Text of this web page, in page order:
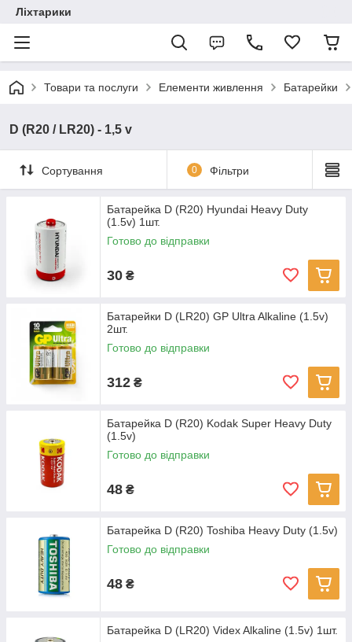
Ліхтарики
Товари та послуги Елементи живлення Батарейки
D (R20 / LR20) - 1,5 v
Сортування 0 Фільтри
Батарейка D (R20) Hyundai Heavy Duty
(1.5v) 1шт.
Готово до відправки
30 ₴
Батарейки D (LR20) GP Ultra Alkaline (1.5v)
2шт.
Готово до відправки
312 ₴
Батарейка D (R20) Kodak Super Heavy Duty
(1.5v)
Готово до відправки
48 ₴
Батарейка D (R20) Toshiba Heavy Duty (1.5v)
Готово до відправки
48 ₴
Батарейка D (LR20) Videx Alkaline (1.5v) 1шт.